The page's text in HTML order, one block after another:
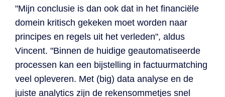
"Mijn conclusie is dan ook dat in het financiële
domein kritisch gekeken moet worden naar
principes en regels uit het verleden", aldus
Vincent. "Binnen de huidige geautomatiseerde
processen kan een bijstelling in factuurmatching
veel opleveren. Met (big) data analyse en de
juiste analytics zijn de rekensommetjes snel